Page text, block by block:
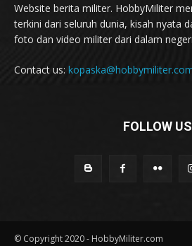
Website berita militer. HobbyMiliter
terkini dari seluruh dunia, kisah nyata
foto dan video militer dari dalam
Contact us:
FOLLOW US
© Copyright 2020 - HobbyMiliter.com